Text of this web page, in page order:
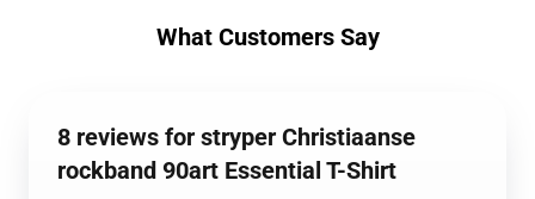
What Customers Say
8 reviews for stryper Christiaanse
rockband 90art Essential T-Shirt